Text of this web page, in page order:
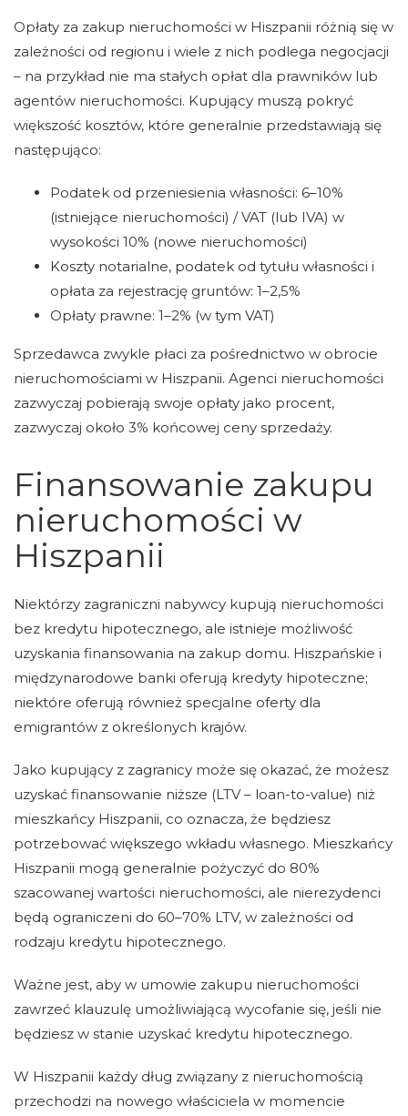
Opłaty za zakup nieruchomości w Hiszpanii różnią się w
zależności od regionu i wiele z nich podlega negocjacji
– na przykład nie ma stałych opłat dla prawników lub
agentów nieruchomości. Kupujący muszą pokryć
większość kosztów, które generalnie przedstawiają się
następująco:
Podatek od przeniesienia własności: 6–10%
(istniejące nieruchomości) / VAT (lub IVA) w
wysokości 10% (nowe nieruchomości)
Koszty notarialne, podatek od tytułu własności i
opłata za rejestrację gruntów: 1–2,5%
Opłaty prawne: 1–2% (w tym VAT)
Sprzedawca zwykle płaci za pośrednictwo w obrocie
nieruchomościami w Hiszpanii. Agenci nieruchomości
zazwyczaj pobierają swoje opłaty jako procent,
zazwyczaj około 3% końcowej ceny sprzedaży.
Finansowanie zakupu
nieruchomości w
Hiszpanii
Niektórzy zagraniczni nabywcy kupują nieruchomości
bez kredytu hipotecznego, ale istnieje możliwość
uzyskania finansowania na zakup domu. Hiszpańskie i
międzynarodowe banki oferują kredyty hipoteczne;
niektóre oferują również specjalne oferty dla
emigrantów z określonych krajów.
Jako kupujący z zagranicy może się okazać, że możesz
uzyskać finansowanie niższe (LTV – loan-to-value) niż
mieszkańcy Hiszpanii, co oznacza, że ​​będziesz
potrzebować większego wkładu własnego. Mieszkańcy
Hiszpanii mogą generalnie pożyczyć do 80%
szacowanej wartości nieruchomości, ale nierezydenci
będą ograniczeni do 60–70% LTV, w zależności od
rodzaju kredytu hipotecznego.
Ważne jest, aby w umowie zakupu nieruchomości
zawrzeć klauzulę umożliwiającą wycofanie się, jeśli nie
będziesz w stanie uzyskać kredytu hipotecznego.
W Hiszpanii każdy dług związany z nieruchomością
przechodzi na nowego właściciela w momencie